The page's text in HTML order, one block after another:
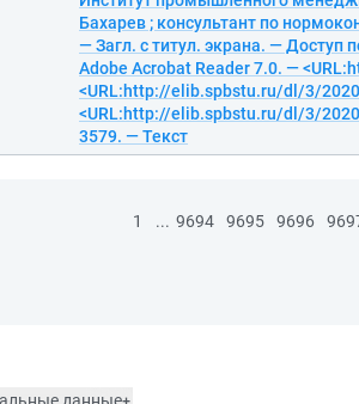
Бахарев ; консультант по
— Загл. с титул. экрана. — Доступ
Adobe Acrobat Reader 7.0. —
<URL:http://elib.spbstu.ru/dl/3/
<URL:http://elib.spbstu.ru/dl/3/
3579. — Текст
1 ... 9694 9695 9696